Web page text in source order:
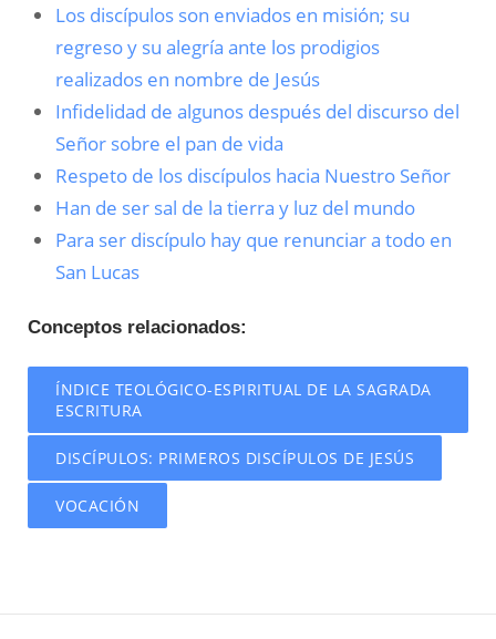
Los discípulos son enviados en misión; su
regreso y su alegría ante los prodigios
realizados en nombre de Jesús
Infidelidad de algunos después del discurso del
Señor sobre el pan de vida
Respeto de los discípulos hacia Nuestro Señor
Han de ser sal de la tierra y luz del mundo
Para ser discípulo hay que renunciar a todo en
San Lucas
Conceptos relacionados:
ÍNDICE TEOLÓGICO-ESPIRITUAL DE LA SAGRADA
ESCRITURA
DISCÍPULOS: PRIMEROS DISCÍPULOS DE JESÚS
VOCACIÓN